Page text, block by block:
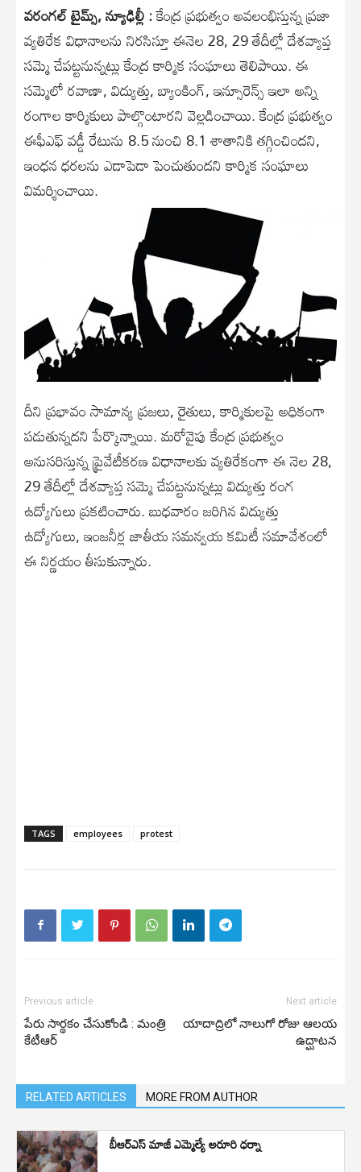
వరంగల్ టైమ్స్, న్యూఢిల్లీ :కేంద్ర ప్రభుత్వం అవలంభిస్తున్న ప్రజా
వ్యతిరేక విధానాలను నిరసిస్తూ ఈనెల 28, 29 తేదీల్లో దేశవ్యాప్త
సమ్మె చేపట్టనున్నట్లు కేంద్ర కార్మిక సంఘాలు తెలిపాయి. ఈ
సమ్మెలో రవాణా, విద్యుత్తు, బ్యాంకింగ్, ఇన్సూరెన్స్ ఇలా అన్ని
రంగాల కార్మికులు పాల్గొంటారని వెల్లడించాయి. కేంద్ర ప్రభుత్వం
ఈఫీఎఫ్ వడ్డీ రేటును 8.5 నుంచి 8.1 శాతానికి తగ్గించిందని,
ఇంధన ధరలను ఎడాపెడా పెంచుతుందని కార్మిక సంఘాలు
విమర్శించాయి.
దీని ప్రభావం సామాన్య ప్రజలు, రైతులు, కార్మికులపై అధికంగా
పడుతున్నదని పేర్కొన్నాయి. మరోవైపు కేంద్ర ప్రభుత్వం
అనుసరిస్తున్న ప్రైవేటీకరణ విధానాలకు వ్యతిరేకంగా ఈ నెల 28,
29 తేదీల్లో దేశవ్యాప్త సమ్మె చేపట్టనున్నట్లు విద్యుత్తు రంగ
ఉద్యోగులు ప్రకటించారు. బుధవారం జరిగిన విద్యుత్తు
ఉద్యోగులు, ఇంజనీర్ల జాతీయ సమన్వయ కమిటీ సమావేశంలో
ఈ నిర్ణయం తీసుకున్నారు.
TAGS employees protest
Previous article
పేరు సార్థకం చేసుకోండి : మంత్రి
కేటీఆర్
Next article
యాదాద్రిలో నాలుగో రోజు ఆలయ
ఉద్ఘాటన
RELATED ARTICLES MORE FROM AUTHOR
బీఆర్ఎస్ మాజీ ఎమ్మెల్యే అరూరి ధర్నా